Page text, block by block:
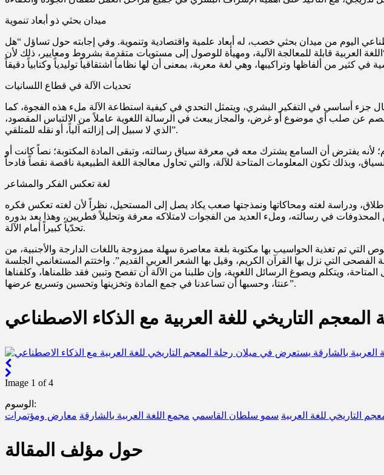
ميدان بحثي ذو أبعاد تنموية
اليوم من ميدان بحثي خصب، له أبعاد علمية واقتصادية وتنموية. وفي إجابته حول تساؤل “هل
العربية قابلة للمعالجة الآلية، ومهيأة للوصول إلى مستويات متقدمة بشروط ومعايير، ذلك لأن
تحديات الآلة في قطاع اللسانيات
جزء أساسي في التفكير البشري، ويتمثل التحدي في كيفية استطاعة الآلة ملء هذه الفجوة، كما
ينفصم عن صلب أي موضوع أو غرض، والمجاز يبعث في الرسالة اللغوية عاملاً من الالتباس المقصود،
الذي لا سبيل إلى إزالته آلياً، أو نقله للمتلقي”.
يفترض أن السامع يشترك معه في معرفة سياق رسالته، وتبقى المادة المكتوبة؛ نصاً كانت أو
لغة تعكس الفكر والمشاعر
ودراسة لغته ومحاكاتها ونمذجتها صعب يكاد يصل إلى المستحيل، نظراً لأن لغته تعكس فكره
في رسالته، وملء العديد من الفجوات لامتلاكه معرفة وتحليلاً فطريين، وهذا يعد بدوره
تحدّياً كبيراً أمام الآلة.
التي تم تغذية الحواسيب بها مكتوبة بلغة معاصرة سهلة ممزوجة باللغات الدارجة والأجنبية، من
التي نزل بها القرآن الكريم، وقيل بها الشعر العربي القديم”. واختتم المستغانمي الجلسة
ويتكلم ويصوغ الرسائل اللغوية، وإن طلبنا من الآلة أن تفصح وتبين فقد ظلمناها، وكلفناها
عنتا، وحسبها أن تساعدنا في جمع المادة وتخزينها وتحسين وتسريع عرضها”.
التاريخي للغة العربية مع الذكاء الاصطناعي
Image 1 of 4
الوسوم:
التاريخي للغة العربية سمو سلطان القاسمي مجمع اللغة العربية بالشارقة معارض ومؤتمرات
حول مؤلف المقالة